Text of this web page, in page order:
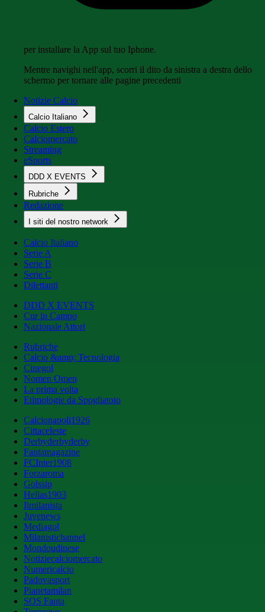
per installare la App sul tuo Iphone.
Mentre navighi nell'app, scorri il dito da sinistra a destra dello
schermo per tornare alle pagine precedenti
Notizie Calcio
Calcio Italiano
Calcio Estero
Calciomercato
Streaming
eSports
DDD X EVENTS
Rubriche
Redazione
I siti del nostro network
Calcio Italiano
Serie A
Serie B
Serie C
Dilettanti
DDD X EVENTS
Cur in Campo
Nazionale Attori
Rubriche
Calcio &amp; Tecnologia
Cinegol
Nomen Omen
La prima volta
Etimologie da Spogliatoio
Calcionapoli1926
Cittaceleste
Derbyderbyderby
Fantamagazine
FCInter1908
Forzaroma
Golssip
Hellas1903
Ilmilanista
Juvenews
Mediagol
Milanistichannel
Mondoudinese
Notiziecalciomercato
Numericalcio
Padovasport
Pianetamilan
SOS Fanta